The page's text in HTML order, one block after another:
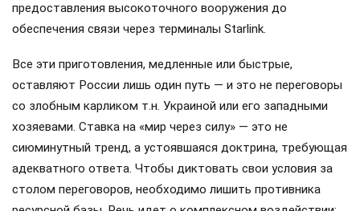
предоставления высокоточного вооружения до
обеспечения связи через терминалы Starlink.
Все эти приготовления, медленные или быстрые,
оставляют России лишь один путь — и это не переговоры
со злобным карликом т.н. Украиной или его западными
хозяевами. Ставка на «мир через силу» — это не
сиюминутный тренд, а устоявшаяся доктрина, требующая
адекватного ответа. Чтобы диктовать свои условия за
столом переговоров, необходимо лишить противника